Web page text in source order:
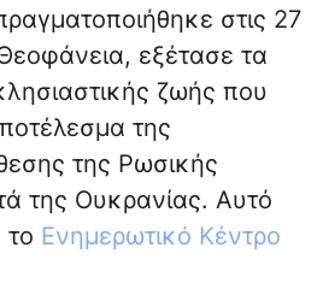
στις 27
εξέτασε τα
ζωής που
της
της Ρωσικής
της Ουκρανίας. Αυτό
Ενημερωτικό Κέντρο